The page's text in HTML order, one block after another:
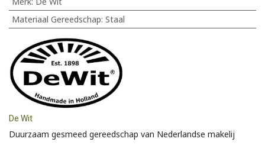
Materiaal Gereedschap: Staal
De Wit
Duurzaam gesmeed gereedschap van Nederlandse makelij